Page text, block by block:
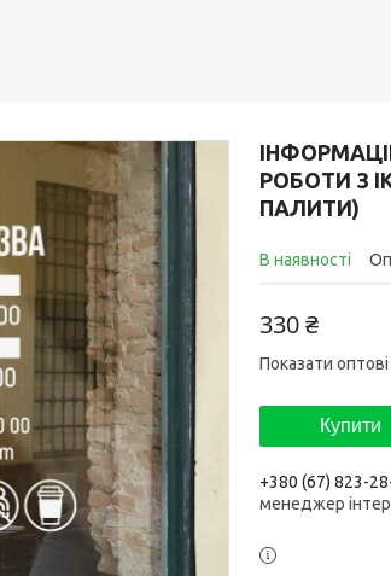
РОБОТИ З
ПАЛИТИ)
В наявності
330 ₴
Показати оптові
Купити
+380 (67) 823-
менеджер